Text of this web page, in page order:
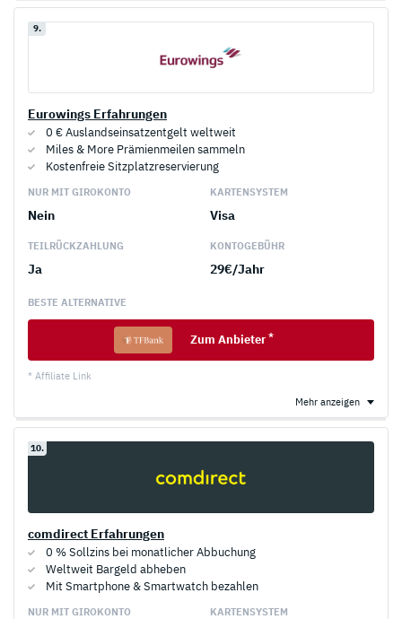
9.
Eurowings Erfahrungen
0 € Auslandseinsatzentgelt weltweit
Miles & More Prämienmeilen sammeln
Kostenfreie Sitzplatzreservierung
NUR MIT GIROKONTO
Nein
KARTENSYSTEM
Visa
TEILRÜCKZAHLUNG
Ja
KONTOGEBÜHR
29€/Jahr
BESTE ALTERNATIVE
Zum Anbieter *
* Affiliate Link
Mehr anzeigen
10.
comdirect Erfahrungen
0 % Sollzins bei monat­licher Abbuchung
Weltweit Bargeld abheben
Mit Smartphone & Smartwatch bezahlen
NUR MIT GIROKONTO KARTENSYSTEM